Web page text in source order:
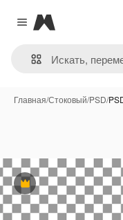
Close menu
Magnific
Главная/Стоковый/PSD/
Премиум